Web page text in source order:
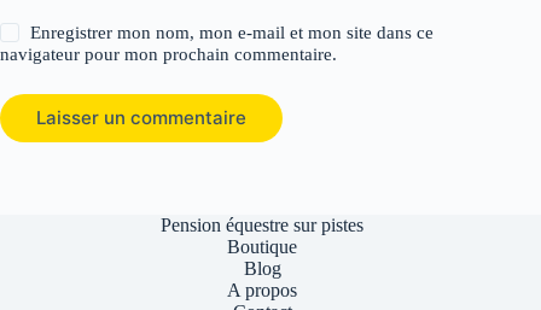
Enregistrer mon nom, mon e-mail et mon site dans ce
navigateur pour mon prochain commentaire.
Laisser un commentaire
Pension équestre sur pistes
Boutique
Blog
A propos